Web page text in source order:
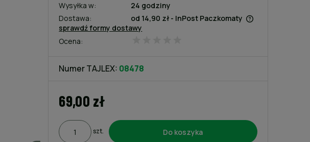
Ocena:
Wysyłka w:
24 godziny
Dostawa:
od 14,90 zł - InPost Paczkomaty
sprawdź formy dostawy
Numer TAJLEX: 08478
69,00 zł
szt. Do koszyka